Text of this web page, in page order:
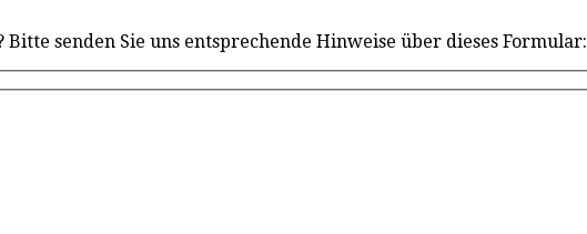
senden Sie uns entsprechende Hinweise über dieses Formular: